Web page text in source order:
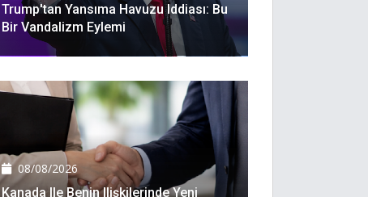
Trump'tan Yansıma Havuzu Iddiası: Bu
Bir Vandalizm Eylemi
08/08/2026
Kanada Ile Benin Ilişkilerinde Yeni